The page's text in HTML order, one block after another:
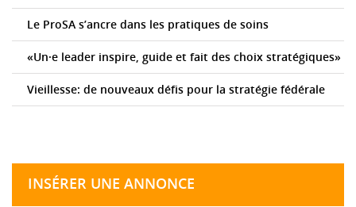
Le ProSA s’ancre dans les pratiques de soins
«Un·e leader inspire, guide et fait des choix stratégiques»
Vieillesse: de nouveaux défis pour la stratégie fédérale
INSÉRER UNE ANNONCE